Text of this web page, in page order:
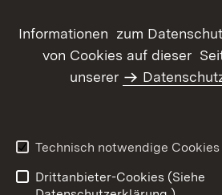
Informationen zum
von Cookies auf dieser
unserer
Technisch notwendige Cookies
Drittanbieter-Cookies (Siehe